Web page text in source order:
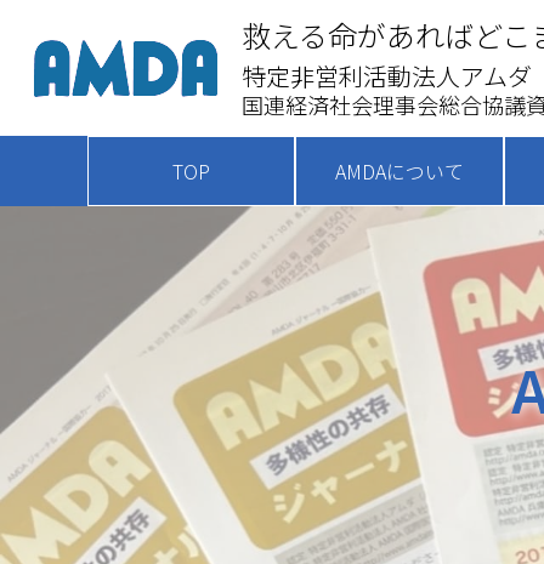
救える命があればどこ
特定非営利活動法人アムダ
国連経済社会理事会総合協議
TOP AMDAについて